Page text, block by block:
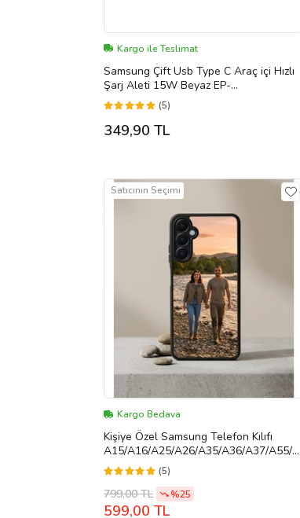
Kargo ile Teslimat
Samsung Çift Usb Type C Araç içi Hızlı
Şarj Aleti 15W Beyaz EP-
LN920CWEGWW
(5)
349,90 TL
Satıcının Seçimi
Kargo Bedava
Kişiye Özel Samsung Telefon Kılıfı
A15/A16/A25/A26/A35/A36/A37/A55/A
56/A57/S23/S23FE/S23Ultra/S24/S24FE
/S24Ultra/S25/S25FE/S25Ultra/S26
(5)
799,00 TL %25
599,00 TL